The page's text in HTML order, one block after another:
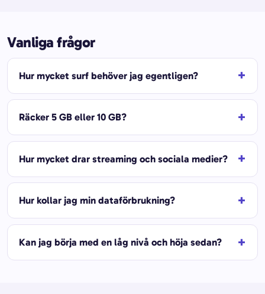
Vanliga frågor
Hur mycket surf behöver jag egentligen?
Räcker 5 GB eller 10 GB?
Hur mycket drar streaming och sociala medier?
Hur kollar jag min dataförbrukning?
Kan jag börja med en låg nivå och höja sedan?